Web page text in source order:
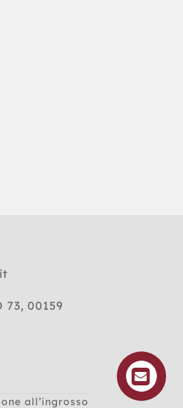
73, 00159
all’ingrosso